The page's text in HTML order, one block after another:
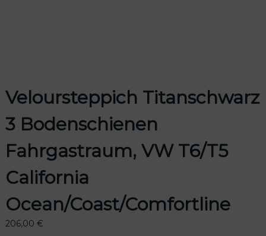
Veloursteppich Titanschwarz
3 Bodenschienen
Fahrgastraum, VW T6/T5
California
Ocean/Coast/Comfortline
206,00 €